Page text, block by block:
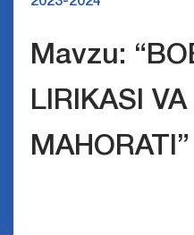
Mavzu:
LIRIKASI
MAHORATI”